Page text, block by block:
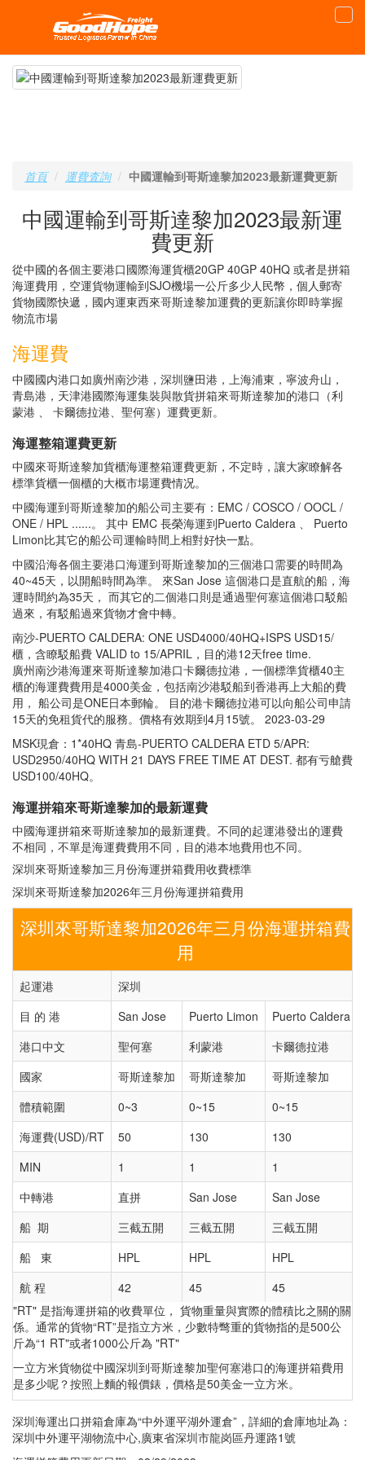
首頁 運費査詢 中國運輸到哥斯達黎加2023最新運費更新
中國運輸到哥斯達黎加2023最新運
費更新
從中國的各個主要港口國際海運貨櫃20GP 40GP 40HQ 或者是拼箱
海運費用，空運貨物運輸到SJO機場一公斤多少人民幣，個人郵寄
貨物國際快遞，國内運東西來哥斯達黎加運費的更新讓你即時掌握
物流市場
海運費
中國國内港口如廣州南沙港，深圳鹽田港，上海浦東，寧波舟山，
青島港，天津港國際海運集裝與散貨拼箱來哥斯達黎加的港口（利
蒙港 、 卡爾德拉港、聖何塞）運費更新。
海運整箱運費更新
中國來哥斯達黎加貨櫃海運整箱運費更新，不定時，讓大家瞭解各
標準貨櫃一個櫃的大概市場運費情况。
中國海運到哥斯達黎加的船公司主要有：EMC / COSCO / OOCL /
ONE / HPL ......。 其中 EMC 長榮海運到Puerto Caldera 、 Puerto
Limon比其它的船公司運輸時間上相對好快一點。
中國沿海各個主要港口海運到哥斯達黎加的三個港口需要的時間為
40~45天，以開船時間為準。 來San Jose 這個港口是直航的船，海
運時間約為35天， 而其它的二個港口則是通過聖何塞這個港口駁船
過來，有駁船過來貨物才會中轉。
南沙-PUERTO CALDERA: ONE USD4000/40HQ+ISPS USD15/
櫃，含瞭駁船費 VALID to 15/APRIL，目的港12天free time.
廣州南沙港海運來哥斯達黎加港口卡爾德拉港，一個標準貨櫃40主
櫃的海運費費用是4000美金，包括南沙港駁船到香港再上大船的費
用， 船公司是ONE日本郵輪。 目的港卡爾德拉港可以向船公司申請
15天的免租貨代的服務。價格有效期到4月15號。 2023-03-29
MSK現倉：1*40HQ 青島-PUERTO CALDERA ETD 5/APR:
USD2950/40HQ WITH 21 DAYS FREE TIME AT DEST. 都有亏艙費
USD100/40HQ。
海運拼箱來哥斯達黎加的最新運費
中國海運拼箱來哥斯達黎加的最新運費。不同的起運港發出的運費
不相同，不單是海運費費用不同，目的港本地費用也不同。
深圳來哥斯達黎加三月份海運拼箱費用收費標準
深圳來哥斯達黎加2026年三月份海運拼箱費用
深圳來哥斯達黎加2026年三月份海運拼箱費
用
起運港
深圳
目 的 港
San Jose Puerto Limon
Puerto Caldera
港口中文
聖何塞 利蒙港
卡爾德拉港
國家
哥斯達黎加 哥斯達黎加
哥斯達黎加
體積範圍
0~3 0~15
0~15
海運費(USD)/RT
50 130
130
MIN
1 1
1
中轉港
直拼 San Jose
San Jose
船 期
三截五開 三截五開
三截五開
船 東
HPL HPL
HPL
航 程
42 45
45
"RT" 是指海運拼箱的收費單位， 貨物重量與實際的體積比之關的關
係。通常的貨物“RT”是指立方米，少數特彆重的貨物指的是500公
斤為“1 RT"或者1000公斤為 "RT"
一立方米貨物從中國深圳到哥斯達黎加聖何塞港口的海運拼箱費用
是多少呢？按照上麵的報價錶，價格是50美金一立方米。
深圳海運出口拼箱倉庫為“中外運平湖外運倉”，詳細的倉庫地址為：
深圳中外運平湖物流中心,廣東省深圳市龍岗區丹運路1號